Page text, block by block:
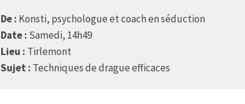
De : Konsti, psychologue et coach en séduction
Date : Samedi, 14h49
Lieu : Tirlemont
Sujet : Techniques de drague efficaces